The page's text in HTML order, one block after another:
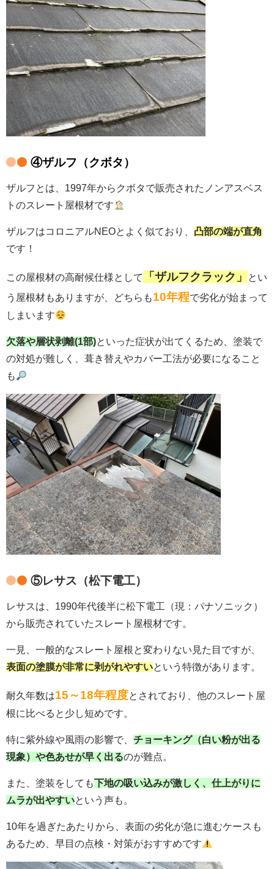
④ザルフ（クボタ）
ザルフとは、1997年からクボタで販売されたノンアスベス
トのスレート屋根材です
ザルフはコロニアルNEOとよく似ており、 凸部の端が直角
です！
この屋根材の高耐候仕様として 「ザルフクラック」
とい
う屋根材もありますが、どちらも10年程で劣化が始まって
しまいます
欠落や層状剥離(1部)といった症状が出てくるため、塗装で
の対処が難しく、葺き替えやカバー工法が必要になること
も
⑤レサス（松下電工）
レサスは、1990年代後半に松下電工（現：パナソニック）
から販売されていたスレート屋根材です。
一見、一般的なスレート屋根と変わりない見た目ですが、
表面の塗膜が非常に剥がれやすいという特徴があります。
耐久年数は15～18年程度とされており、 他のスレート屋
根に比べると少し短めです。
特に紫外線や風雨の影響で、 チョーキング（白い粉が出る
現象）や色あせが早く出るのが難点。
また、塗装をしても下地の吸い込みが激しく、仕上がりに
ムラが出やすいという声も。
10年を過ぎたあたりから、表面の劣化が急に進むケースも
あるため、早目の点検・対策がおすすめです